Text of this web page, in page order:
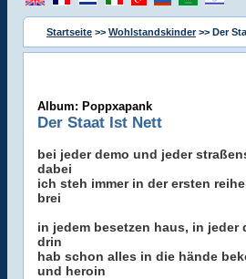
Startseite >> Wohlstandskinder>> Der
Album: Poppxapank
Der Staat Ist Nett
bei jeder demo und jeder
dabei
ich steh immer in der ersten
brei
in jedem besetzen haus, in jeder
drin
hab schon alles in die hände
und heroin